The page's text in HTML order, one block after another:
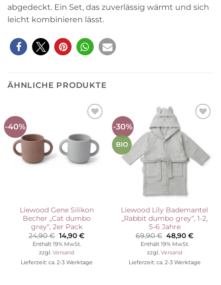
abgedeckt. Ein Set, das zuverlässig wärmt und sich
leicht kombinieren lässt.
ÄHNLICHE PRODUKTE
-40%
Wunschliste
Liewood Gene Silikon
Becher „Cat dumbo
grey“, 2er Pack
24,90€ Ursprünglicher
Preis
war:
24,90 €
14,90 €Aktueller
Enthält 19% MwSt.
zzgl. Versand
Lieferzeit: ca. 2-3 Werktage
-30%
BIO
Auf die
Wunschliste
Liewood Lily Bademantel
„Rabbit dumbo grey“, 1-2,
5-6 Jahre
69,90€ Ursprünglicher
Preis
war:
69,90 €
48,90€
Enthält 19% MwSt.
zzgl. Versand
Lieferzeit: ca. 2-3 Werktage